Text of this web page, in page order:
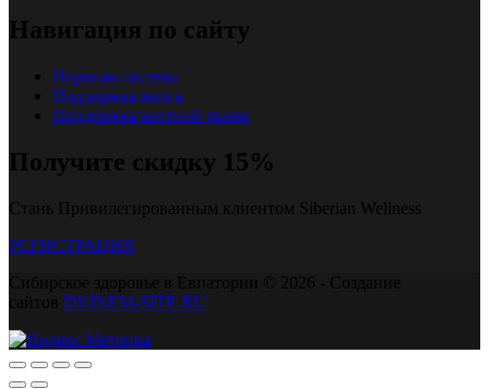
Навигация по сайту
Нервная система
Поддержка мозга
Поддержка костной ткани
Получите скидку 15%
Стань Привилегированным клиентом Siberian Wellness
РЕГИСТРАЦИЯ
Сибирское здоровье в Евпатории © 2026 - Создание
сайтов DVINEM-SITE.RU